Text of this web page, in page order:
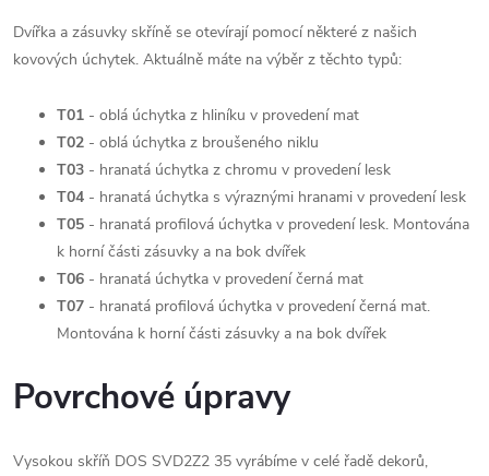
Dvířka a zásuvky skříně se otevírají pomocí některé z našich
kovových úchytek. Aktuálně máte na výběr z těchto typů:
T01 - oblá úchytka z hliníku v provedení mat
T02 - oblá úchytka z broušeného niklu
T03 - hranatá úchytka z chromu v provedení lesk
T04 - hranatá úchytka s výraznými hranami v provedení lesk
T05 - hranatá profilová úchytka v provedení lesk. Montována
k horní části zásuvky a na bok dvířek
T06 - hranatá úchytka v provedení černá mat
T07 - hranatá profilová úchytka v provedení černá mat.
Montována k horní části zásuvky a na bok dvířek
Povrchové úpravy
Vysokou skříň DOS SVD2Z2 35 vyrábíme v celé řadě dekorů,